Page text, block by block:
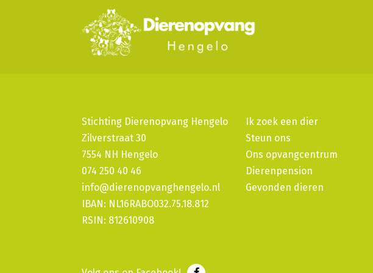
Stichting Dierenopvang Hengelo
Zilverstraat 30
7554 NH Hengelo
074 250 40 46
info@dierenopvanghengelo.nl
IBAN: NL16RABO032.75.18.812
RSIN: 812610908
Ik zoek een dier
Steun ons
Ons opvangcentrum
Dierenpension
Gevonden dieren